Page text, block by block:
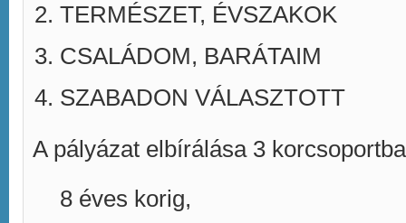
TERMÉSZET, ÉVSZAKOK
CSALÁDOM, BARÁTAIM
SZABADON VÁLASZTOTT
A pályázat elbírálása 3
8 éves korig,